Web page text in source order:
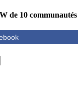
de 10 communautés